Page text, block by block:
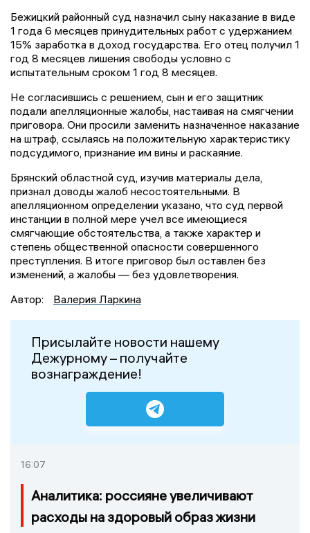
Бежицкий районный суд назначил сыну наказание в виде
1 года 6 месяцев принудительных работ с удержанием
15% заработка в доход государства. Его отец получил 1
год 8 месяцев лишения свободы условно с
испытательным сроком 1 год 8 месяцев.
Не согласившись с решением, сын и его защитник
подали апелляционные жалобы, настаивая на смягчении
приговора. Они просили заменить назначенное наказание
на штраф, ссылаясь на положительную характеристику
подсудимого, признание им вины и раскаяние.
Брянский областной суд, изучив материалы дела,
признал доводы жалоб несостоятельными. В
апелляционном определении указано, что суд первой
инстанции в полной мере учел все имеющиеся
смягчающие обстоятельства, а также характер и
степень общественной опасности совершенного
преступления. В итоге приговор был оставлен без
изменений, а жалобы — без удовлетворения.
Автор:
Валерия Ларкина
Присылайте новости нашему
Дежурному – получайте
вознаграждение!
16:07
Аналитика: россияне увеличивают
расходы на здоровый образ жизни